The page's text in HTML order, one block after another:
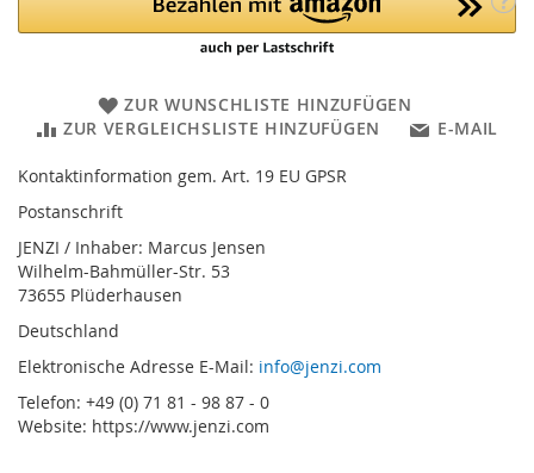
ZUR WUNSCHLISTE HINZUFÜGEN
ZUR VERGLEICHSLISTE HINZUFÜGEN
E-MAIL
Kontaktinformation gem. Art. 19 EU GPSR
Postanschrift
JENZI / Inhaber: Marcus Jensen
Wilhelm-Bahmüller-Str. 53
73655 Plüderhausen
Deutschland
Elektronische Adresse E-Mail: info@jenzi.com
Telefon: +49 (0) 71 81 - 98 87 - 0
Website: https://www.jenzi.com